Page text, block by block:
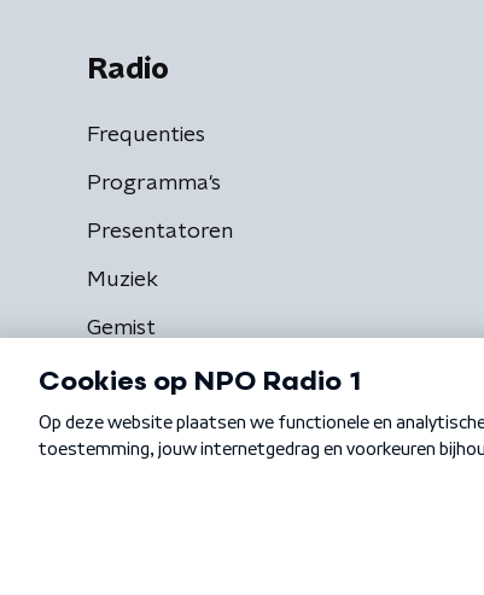
Radio
Frequenties
Programma's
Presentatoren
Muziek
Gemist
Algemene voorwaarden Privacybeleid